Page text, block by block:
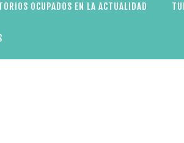
OCUPADOS EN LA ACTUALIDAD